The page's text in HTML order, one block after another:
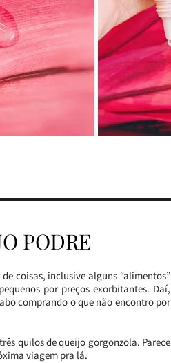
PODRE
coisas, inclusive alguns “alimentos”
por preços exorbitantes. Daí,
comprando o que não encontro por
quilos de queijo gorgonzola. Parece
viagem pra lá.